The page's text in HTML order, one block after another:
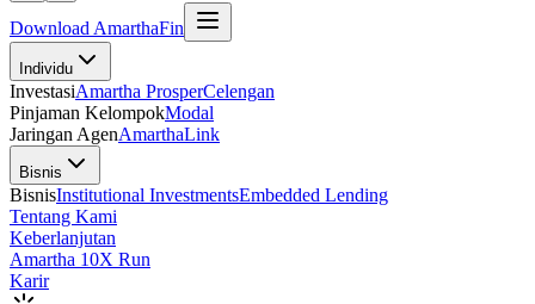
Download AmarthaFin
Individu
InvestasiAmartha ProsperCelengan
Pinjaman KelompokModal
Jaringan AgenAmarthaLink
Bisnis
BisnisInstitutional InvestmentsEmbedded Lending
Tentang Kami
Keberlanjutan
Amartha 10X Run
Karir